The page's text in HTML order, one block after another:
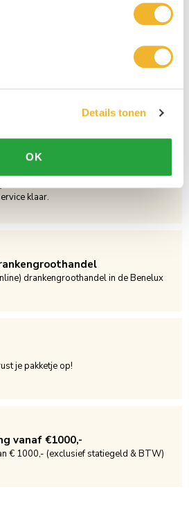
Details tonen
OK
klaar.
drankengroothandel in de Benelux
je pakketje op!
vanaf €1000,-
€ 1000,- (exclusief statiegeld & BTW)